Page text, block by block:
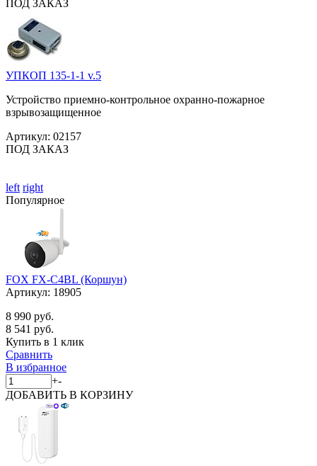
ПОД ЗАКАЗ
УПКОП 135-1-1 v.5
Устройство приемно-контрольное охранно-пожарное
взрывозащищенное
Артикул: 02157
ПОД ЗАКАЗ
left right
Популярное
FOX FX-C4BL (Коршун)
Артикул: 18905
8 990 руб.
8 541 руб.
Купить в 1 клик
Сравнить
В избранное
+-
ДОБАВИТЬ В КОРЗИНУ